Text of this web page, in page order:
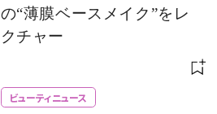
の“薄膜ベースメイク”をレ
クチャー
ビューティニュース